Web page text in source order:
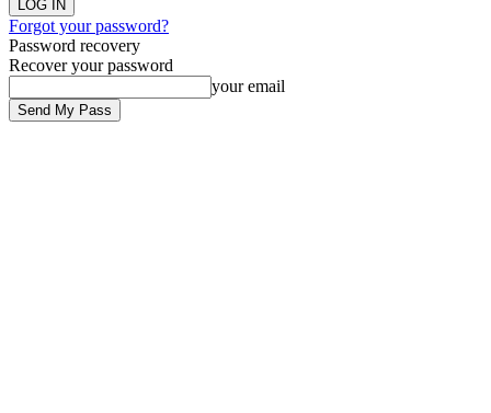
Forgot your password?
Password recovery
Recover your password
your email